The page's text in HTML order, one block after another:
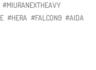
#MIURANEXTHEAVY
#HERA #FALCON9 #AIDA